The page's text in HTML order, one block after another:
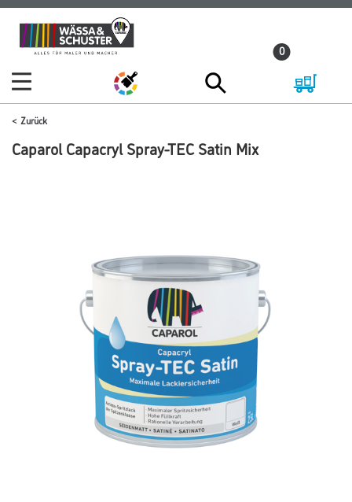
Zum
Inhalt
Zum
Navigationsmenü
0
Zurück
Caparol Capacryl Spray-TEC Satin Mix